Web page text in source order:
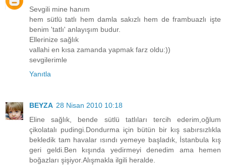
Sevgili mine hanım
hem sütlü tatlı hem damla sakızlı hem de frambuazlı işte
benim 'tatlı' anlayışım budur.
Ellerinize sağlık
vallahi en kısa zamanda yapmak farz oldu:))
sevgilerimle
Yanıtla
BEYZA 28 Nisan 2010 10:18
Eline sağlık, bende sütlü tatlıları tercih ederim,oğlum
çikolatalı pudingi.Dondurma için bütün bir kış sabırsızlıkla
bekledik tam havalar ısındı yemeye başladık, İstanbula kış
geri geldi.Ben kışında yedirmeyi denedim ama hemen
boğazları şişiyor.Alışmakla ilgili heralde.